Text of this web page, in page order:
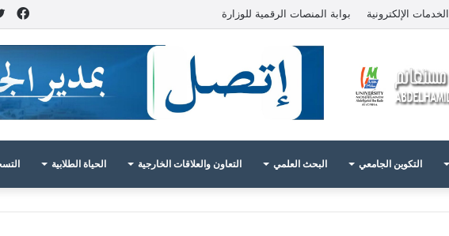
الخدمات الإلكترونية بوابة المنصات الرقمية للوزارة
التكوين الجامعي البحث العلمي التعاون والعلاقات الخارجية الحياة الطلابية